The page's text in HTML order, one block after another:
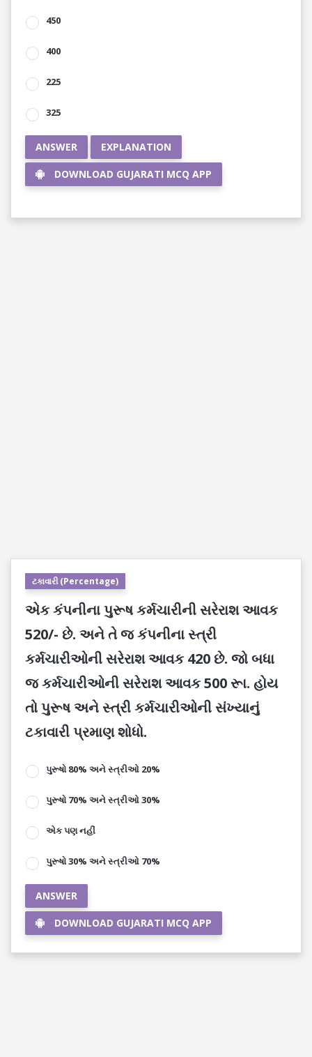
450
400
225
325
ANSWER EXPLANATION
DOWNLOAD GUJARATI MCQ APP
ટકાવારી (Percentage)
એક કંપનીના પુરૂષ કર્મચારીની સરેરાશ આવક
520/- છે. અને તે જ કંપનીના સ્ત્રી
કર્મચારીઓની સરેરાશ આવક 420 છે. જો બધા
જ કર્મચારીઓની સરેરાશ આવક 500 રૂા. હોય
તો પુરૂષ અને સ્ત્રી કર્મચારીઓની સંખ્યાનું
ટકાવારી પ્રમાણ શોધો.
પુરૂષો 80% અને સ્ત્રીઓ 20%
પુરૂષો 70% અને સ્ત્રીઓ 30%
એક પણ નહીં
પુરૂષો 30% અને સ્ત્રીઓ 70%
ANSWER
DOWNLOAD GUJARATI MCQ APP